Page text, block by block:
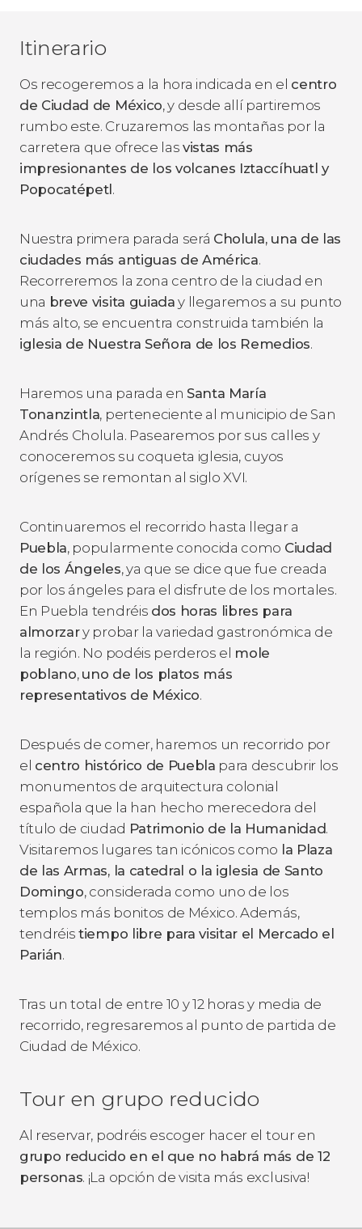
Itinerario
Os recogeremos a la hora indicada en el centro
de Ciudad de México, y desde allí partiremos
rumbo este. Cruzaremos las montañas por la
carretera que ofrece las vistas más
impresionantes de los volcanes Iztaccíhuatl y
Popocatépetl.
Nuestra primera parada será Cholula, una de las
ciudades más antiguas de América.
Recorreremos la zona centro de la ciudad en
una breve visita guiada y llegaremos a su punto
más alto, se encuentra construida también la
iglesia de Nuestra Señora de los Remedios.
Haremos una parada en Santa María
Tonanzintla, perteneciente al municipio de San
Andrés Cholula. Pasearemos por sus calles y
conoceremos su coqueta iglesia, cuyos
orígenes se remontan al siglo XVI.
Continuaremos el recorrido hasta llegar a
Puebla, popularmente conocida como Ciudad
de los Ángeles, ya que se dice que fue creada
por los ángeles para el disfrute de los mortales.
En Puebla tendréis dos horas libres para
almorzary probar la variedad gastronómica de
la región. No podéis perderos el mole
poblano, uno de los platos más
representativos de México.
Después de comer, haremos un recorrido por
el centro histórico de Puebla para descubrir los
monumentos de arquitectura colonial
española que la han hecho merecedora del
título de ciudad Patrimonio de la Humanidad.
Visitaremos lugares tan icónicos como la Plaza
de las Armas, la catedral o la iglesia de Santo
Domingo, considerada como uno de los
templos más bonitos de México. Además,
tendréistiempo libre para visitar el Mercado el
Parián.
Tras un total de entre 10 y 12 horas y media de
recorrido, regresaremos al punto de partida de
Ciudad de México.
Tour en grupo reducido
Al reservar, podréis escoger hacer el tour en
grupo reducido en el que no habrá más de 12
personas. ¡La opción de visita más exclusiva!